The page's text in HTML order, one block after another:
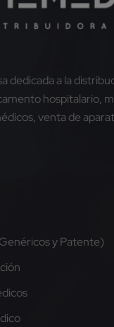
dedicada a la
hospitalario,
venta de
y Patente)